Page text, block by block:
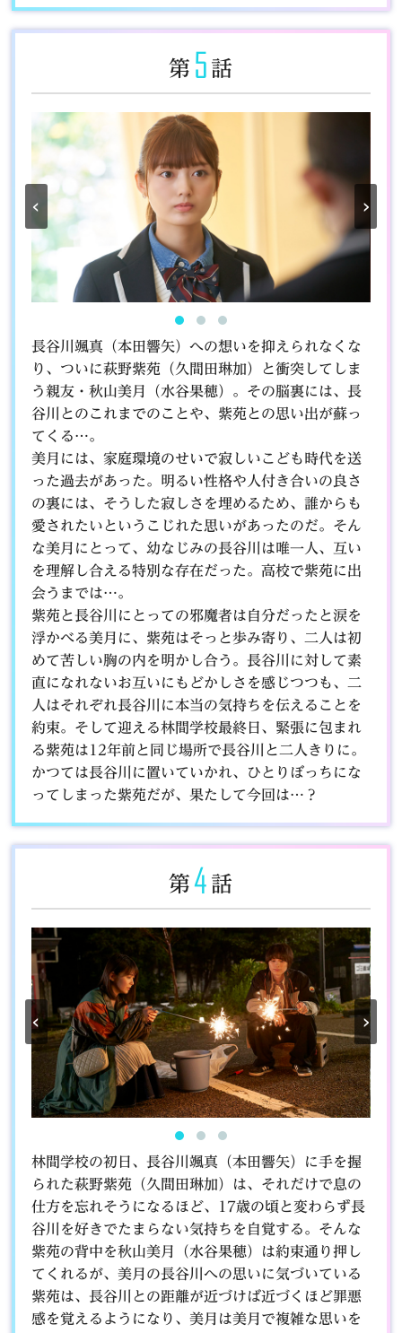
第 5 話
‹ ›
長谷川颯真（本田響矢）への想いを抑えられなくな
り、ついに萩野紫苑（久間田琳加）と衝突してしま
う親友・秋山美月（水谷果穂）。その脳裏には、長
谷川とのこれまでのことや、紫苑との思い出が蘇っ
てくる…。
美月には、家庭環境のせいで寂しいこども時代を送
った過去があった。明るい性格や人付き合いの良さ
の裏には、そうした寂しさを埋めるため、誰からも
愛されたいというこじれた思いがあったのだ。そん
な美月にとって、幼なじみの長谷川は唯一人、互い
を理解し合える特別な存在だった。高校で紫苑に出
会うまでは…。
紫苑と長谷川にとっての邪魔者は自分だったと涙を
浮かべる美月に、紫苑はそっと歩み寄り、二人は初
めて苦しい胸の内を明かし合う。長谷川に対して素
直になれないお互いにもどかしさを感じつつも、二
人はそれぞれ長谷川に本当の気持ちを伝えることを
約束。そして迎える林間学校最終日、緊張に包まれ
る紫苑は12年前と同じ場所で長谷川と二人きりに。
かつては長谷川に置いていかれ、ひとりぼっちにな
ってしまった紫苑だが、果たして今回は…？
第 4 話
‹ ›
林間学校の初日、長谷川颯真（本田響矢）に手を握
られた萩野紫苑（久間田琳加）は、それだけで息の
仕方を忘れそうになるほど、17歳の頃と変わらず長
谷川を好きでたまらない気持ちを自覚する。そんな
紫苑の背中を秋山美月（水谷果穂）は約束通り押し
てくれるが、美月の長谷川への思いに気づいている
紫苑は、長谷川との距離が近づけば近づくほど罪悪
感を覚えるようになり、美月は美月で複雑な思いを